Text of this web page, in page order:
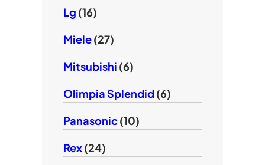
Lg (16)
Miele(27)
Mitsubishi (6)
Olimpia Splendid(6)
Panasonic(10)
Rex(24)